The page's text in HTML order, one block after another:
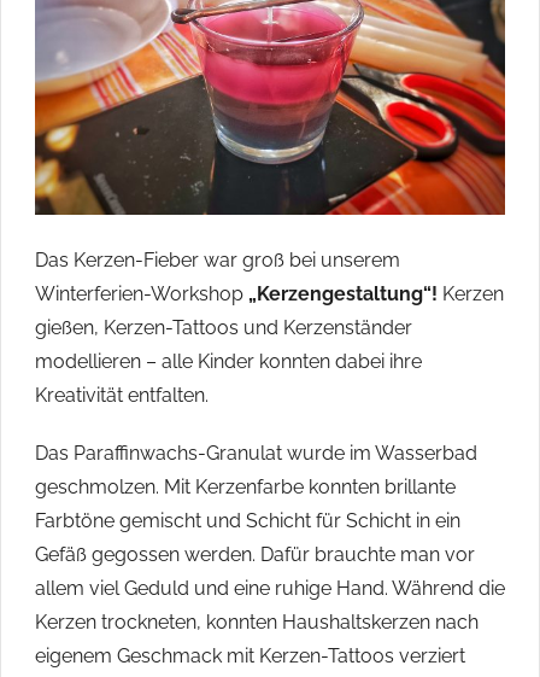
Heimatorten
Havelland
engagieren
beteiligen
wollten.
Das Kerzen-Fieber war groß bei unserem
Winterferien-Workshop „Kerzengestaltung“! Kerzen
gießen, Kerzen-Tattoos und Kerzenständer
modellieren – alle Kinder konnten dabei ihre
Kreativität entfalten.
Das Paraffinwachs-Granulat wurde im Wasserbad
geschmolzen. Mit Kerzenfarbe konnten brillante
Farbtöne gemischt und Schicht für Schicht in ein
Gefäß gegossen werden. Dafür brauchte man vor
allem viel Geduld und eine ruhige Hand. Während die
Kerzen trockneten, konnten Haushaltskerzen nach
eigenem Geschmack mit Kerzen-Tattoos verziert